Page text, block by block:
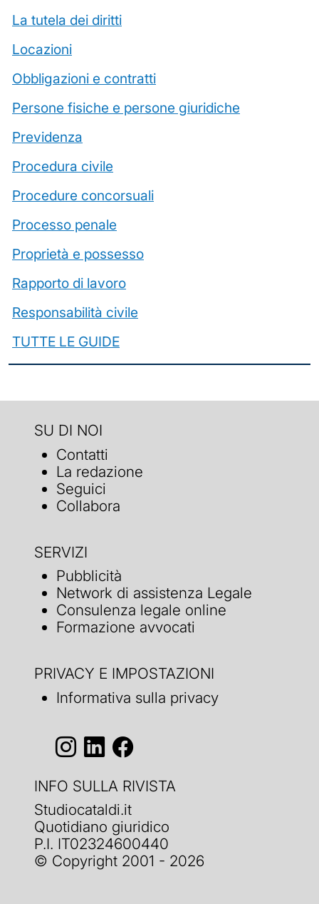
La tutela dei diritti
Locazioni
Obbligazioni e contratti
Persone fisiche e persone giuridiche
Previdenza
Procedura civile
Procedure concorsuali
Processo penale
Proprietà e possesso
Rapporto di lavoro
Responsabilità civile
TUTTE LE GUIDE
SU DI NOI
Contatti
La redazione
Seguici
Collabora
SERVIZI
Pubblicità
Network di assistenza Legale
Consulenza legale online
Formazione avvocati
PRIVACY E IMPOSTAZIONI
Informativa sulla privacy
INFO SULLA RIVISTA
Studiocataldi.it
Quotidiano giuridico
P.I. IT02324600440
© Copyright 2001 - 2026